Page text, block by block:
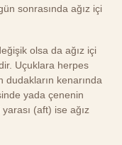
sonrasında ağız içi
olsa da ağız içi
Uçuklara herpes
kenarında
yada çenenin
(aft) ise ağız